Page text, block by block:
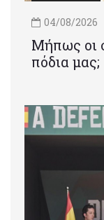
04/08/2026
Μήπως οι
πόδια μας;